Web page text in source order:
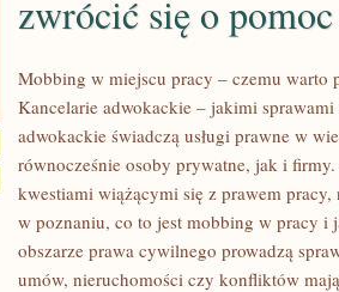
zwrócić się o pomoc
Mobbing w miejscu pracy – czemu warto
Kancelarie adwokackie – jakimi
adwokackie świadczą usługi prawne w
równocześnie osoby prywatne, jak i
kwestiami wiążącymi się z prawem
w poznaniu, co to jest mobbing w pracy i
obszarze prawa cywilnego prowadzą
umów, nieruchomości czy konfliktów